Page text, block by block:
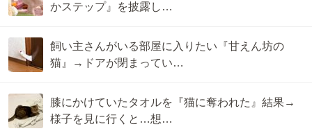
かステップ』を披露し…
飼い主さんがいる部屋に入りたい『甘えん坊の
猫』→ドアが閉まってい…
膝にかけていたタオルを『猫に奪われた』結果→
様子を見に行くと…想…